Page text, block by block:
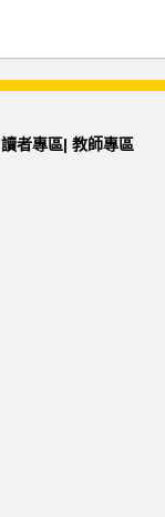
讀者專區| 教師專區